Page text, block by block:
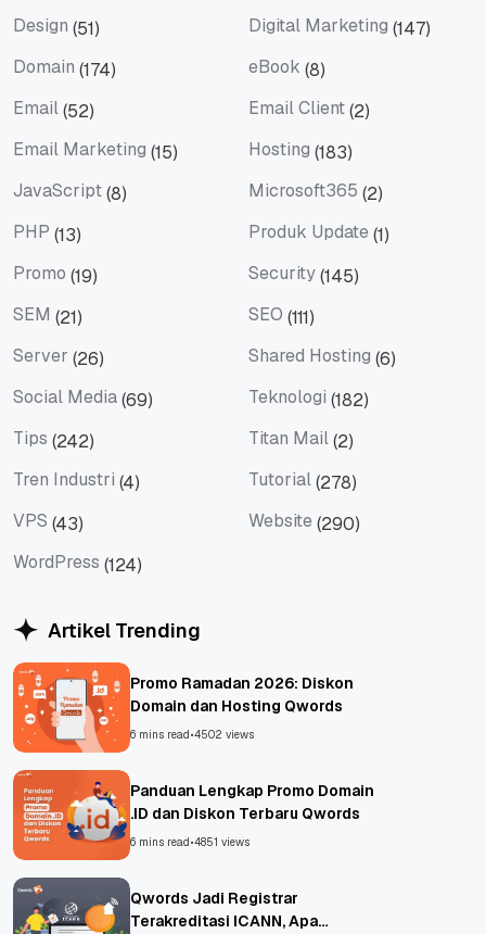
Design (51) Digital Marketing (147)
Domain (174) eBook (8)
Email(52) Email Client(2)
Email Marketing (15) Hosting (183)
JavaScript(8) Microsoft365 (2)
PHP (13) Produk Update (1)
Promo (19) Security(145)
SEM (21) SEO (111)
Server (26) Shared Hosting (6)
Social Media(69) Teknologi (182)
Tips (242) Titan Mail(2)
Tren Industri (4) Tutorial(278)
VPS (43) Website (290)
WordPress (124)
Artikel Trending
Promo Ramadan 2026: Diskon
Domain dan Hosting Qwords
6 mins read•4502 views
Panduan Lengkap Promo Domain
.ID dan Diskon Terbaru Qwords
6 mins read•4851 views
Qwords Jadi Registrar
Terakreditasi ICANN, Apa